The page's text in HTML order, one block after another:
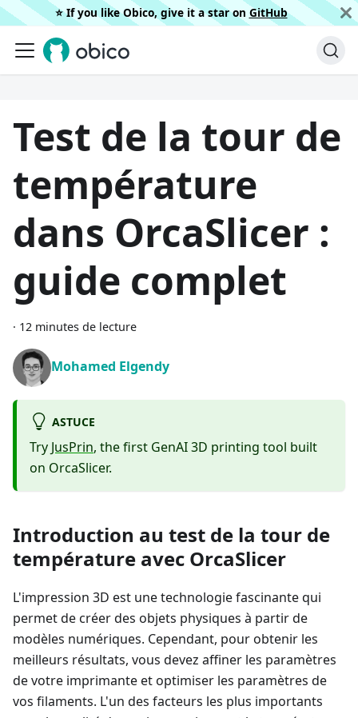
⭐️ If you like Obico, give it a star on GitHub
Test de la tour de
température
dans OrcaSlicer :
guide complet
· 12 minutes de lecture
Mohamed Elgendy
ASTUCE
Try JusPrin, the first GenAI 3D printing tool built
on OrcaSlicer.
Introduction au test de la tour de
température avec OrcaSlicer
L'impression 3D est une technologie fascinante qui
permet de créer des objets physiques à partir de
modèles numériques. Cependant, pour obtenir les
meilleurs résultats, vous devez affiner les paramètres
de votre imprimante et optimiser les paramètres de
vos filaments. L'un des facteurs les plus importants